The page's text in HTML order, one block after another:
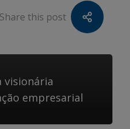
Share this post
visionária
empresarial